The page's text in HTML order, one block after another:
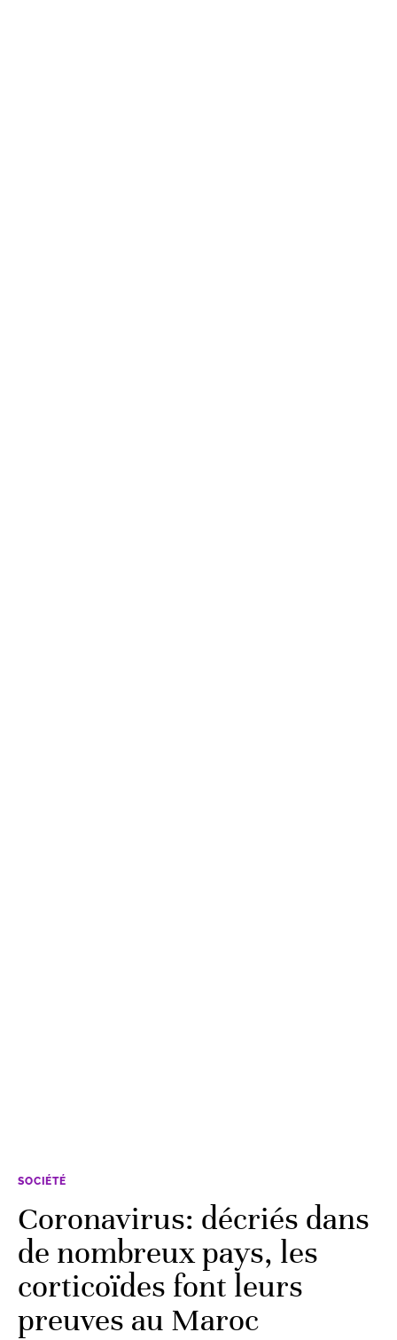
SOCIÉTÉ
Coronavirus: décriés dans
de nombreux pays, les
corticoïdes font leurs
preuves au Maroc